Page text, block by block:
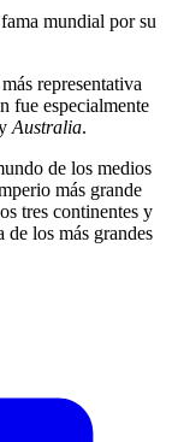
mundial por su
representativa
fue especialmente
Australia.
de los medios
más grande
tres continentes y
de los más grandes